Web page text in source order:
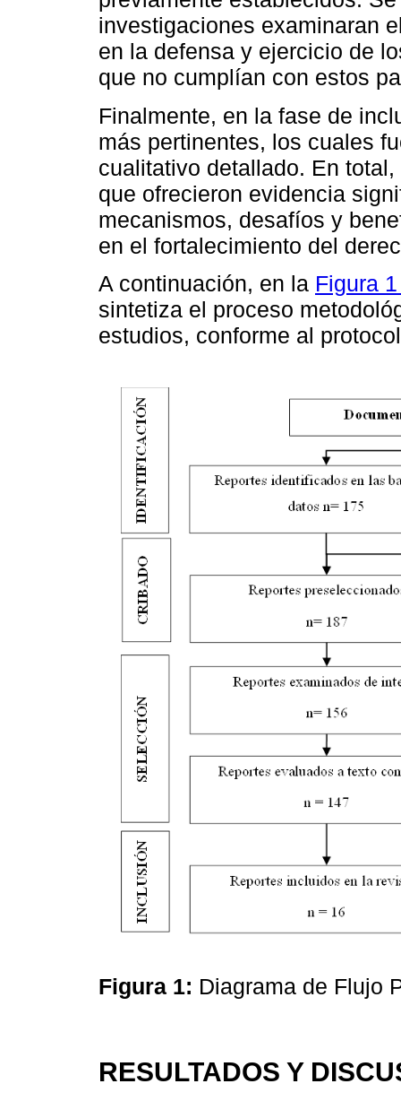
investigaciones examinaran
en la defensa y ejercicio de
que no cumplían con estos
Finalmente, en la fase de
más pertinentes, los cuales
cualitativo detallado. En
que ofrecieron evidencia
mecanismos, desafíos y
en el fortalecimiento del
A continuación, en la Figura
sintetiza el proceso
estudios, conforme al
Figura 1: Diagrama de Flujo
RESULTADOS Y